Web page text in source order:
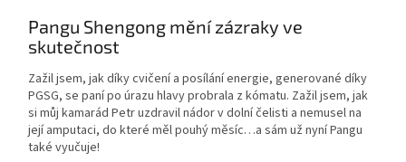
Pangu Shengong mění zázraky ve
skutečnost
Zažil jsem, jak díky cvičení a posílání energie, generované díky
PGSG, se paní po úrazu hlavy probrala z kómatu. Zažil jsem, jak
si můj kamarád Petr uzdravil nádor v dolní čelisti a nemusel na
její amputaci, do které měl pouhý měsíc…a sám už nyní Pangu
také vyučuje!